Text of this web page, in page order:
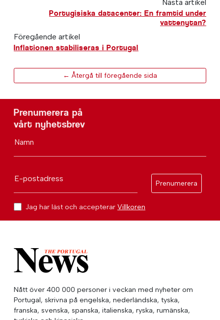
Nästa artikel
Portugisiska datacenter: En framtid under
vattenytan?
Föregående artikel
Inflationen stabiliseras i Portugal
← Återgå till föregående sida
Prenumerera på
vårt nyhetsbrev
Namn
E-postadress
Prenumerera
Jag har läst och accepterar Villkoren
Nått över 400 000 personer i veckan med nyheter om
Portugal, skrivna på engelska, nederländska, tyska,
franska, svenska, spanska, italienska, ryska, rumänska,